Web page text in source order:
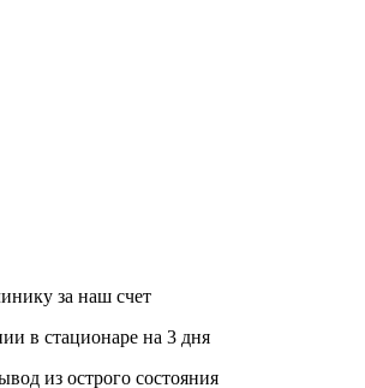
за наш счет
в стационаре на 3 дня
из острого состояния